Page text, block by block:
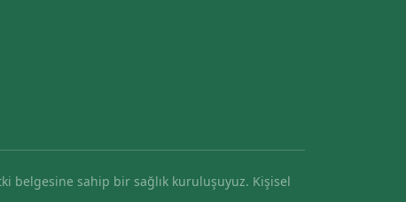
belgesine sahip bir sağlık kuruluşuyuz. Kişisel